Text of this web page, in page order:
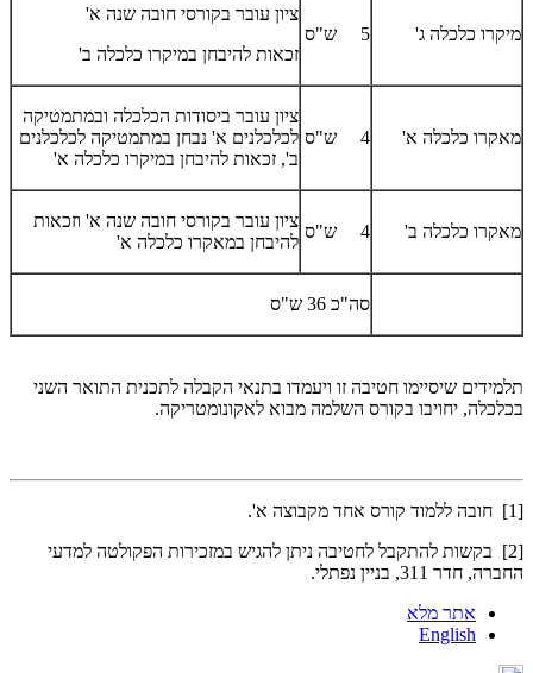
מיקרו כלכלה ג' 5 ש"ס
ציון עובר בקורסי חובה שנה א'
זכאות להיבחן במיקרו כלכלה ב'
מאקרו כלכלה א' 4 ש"ס
ציון עובר ביסודות הכלכלה ובמתמטיקה
לכלכלנים א' נבחן במתמטיקה לכלכלנים
ב', זכאות להיבחן במיקרו כלכלה א'
מאקרו כלכלה ב' 4 ש"ס
ציון עובר בקורסי חובה שנה א' וזכאות
להיבחן במאקרו כלכלה א'
סה"כ 36 ש"ס
תלמידים שיסיימו חטיבה זו ויעמדו בתנאי הקבלה לתכנית התואר השני
בכלכלה, יחויבו בקורס השלמה מבוא לאקונומטריקה.
[1] חובה ללמוד קורס אחד מקבוצה א'.
[2] בקשות להתקבל לחטיבה ניתן להגיש במזכירות הפקולטה למדעי
החברה, חדר 311, בניין נפתלי.
אתר מלא
English